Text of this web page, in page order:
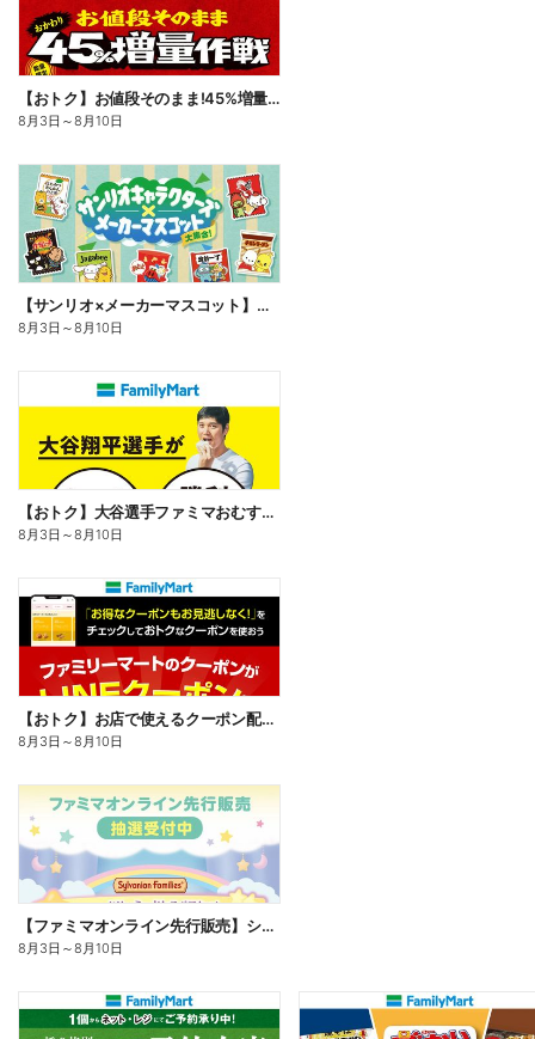
【おトク】お値段そのまま!45%増量作戦!
8月3日 ～8月10日
【サンリオ×メーカーマスコット】オリジナルグッズ貰える!
8月3日 ～8月10日
【おトク】大谷選手ファミマおむすび割
8月3日 ～8月10日
【おトク】お店で使えるクーポン配信中
8月3日 ～8月10日
【ファミマオンライン先行販売】シルバニアファミリー
8月3日 ～8月10日